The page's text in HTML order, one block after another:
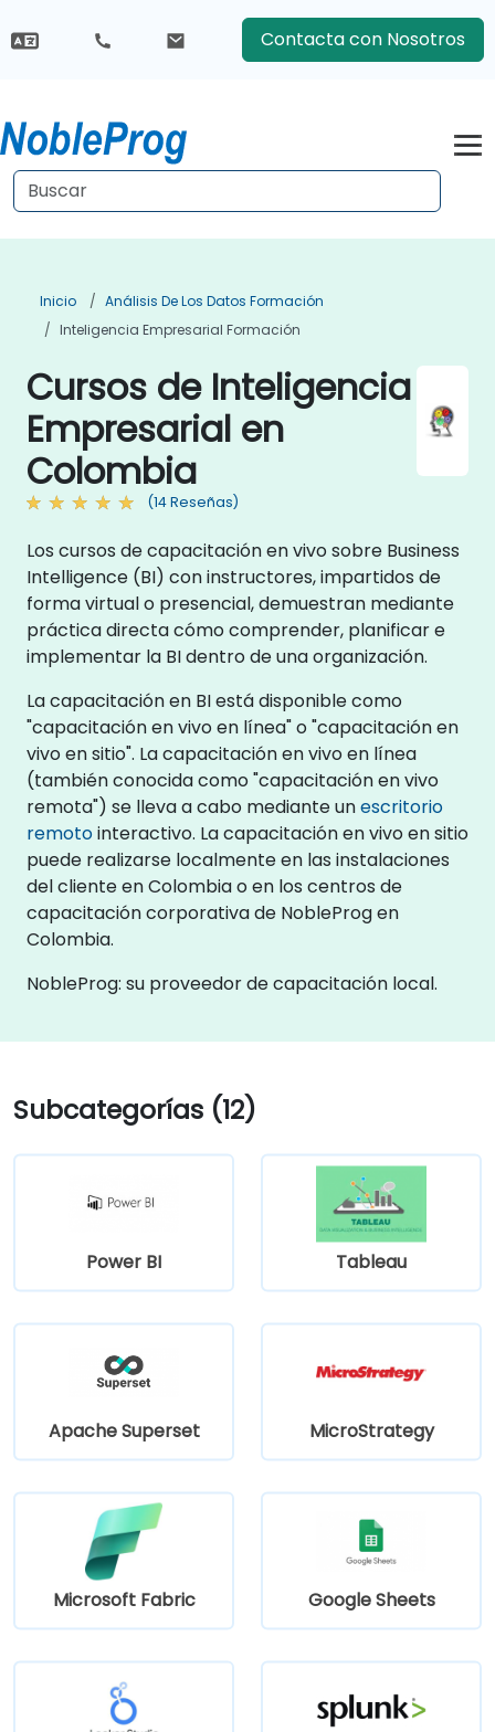
Contacta con Nosotros
Inicio
Análisis De Los Datos Formación
Inteligencia Empresarial Formación
Cursos de Inteligencia
Empresarial en
Colombia
(14 Reseñas)
Los cursos de capacitación en vivo sobre Business
Intelligence (BI) con instructores, impartidos de
forma virtual o presencial, demuestran mediante
práctica directa cómo comprender, planificar e
implementar la BI dentro de una organización.
La capacitación en BI está disponible como
"capacitación en vivo en línea" o "capacitación en
vivo en sitio". La capacitación en vivo en línea
(también conocida como "capacitación en vivo
remota") se lleva a cabo mediante unescritorio
remotointeractivo. La capacitación en vivo en sitio
puede realizarse localmente en las instalaciones
del cliente en Colombia o en los centros de
capacitación corporativa de NobleProg en
Colombia.
NobleProg: su proveedor de capacitación local.
Subcategorías (12)
Power BI Tableau
Apache Superset MicroStrategy
Microsoft Fabric Google Sheets